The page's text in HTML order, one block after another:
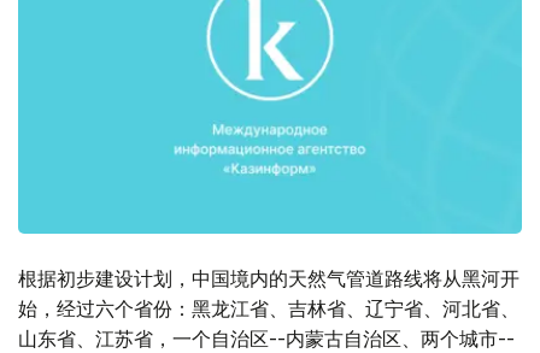
根据初步建设计划，中国境内的天然气管道路线将从黑河开
始，经过六个省份：黑龙江省、吉林省、辽宁省、河北省、
山东省、江苏省，一个自治区--内蒙古自治区、两个城市--